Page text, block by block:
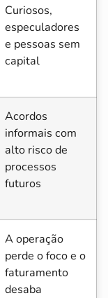
Curiosos,
especuladores
e pessoas sem
capital
Acordos
informais com
alto risco de
processos
futuros
A operação
perde o foco e o
faturamento
desaba